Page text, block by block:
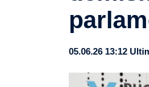
05.06.26 13:12